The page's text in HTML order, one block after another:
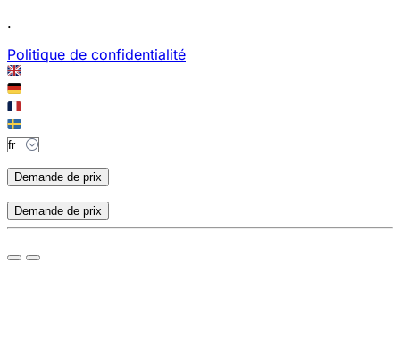
.
Politique de confidentialité
Demande de prix
Demande de prix